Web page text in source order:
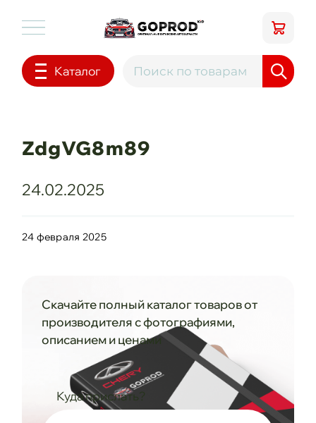
Каталог
ZdgVG8m89
24.02.2025
24 февраля 2025
Скачайте полный каталог товаров от
производителя с фотографиями,
описанием и ценами
Куда прислать?